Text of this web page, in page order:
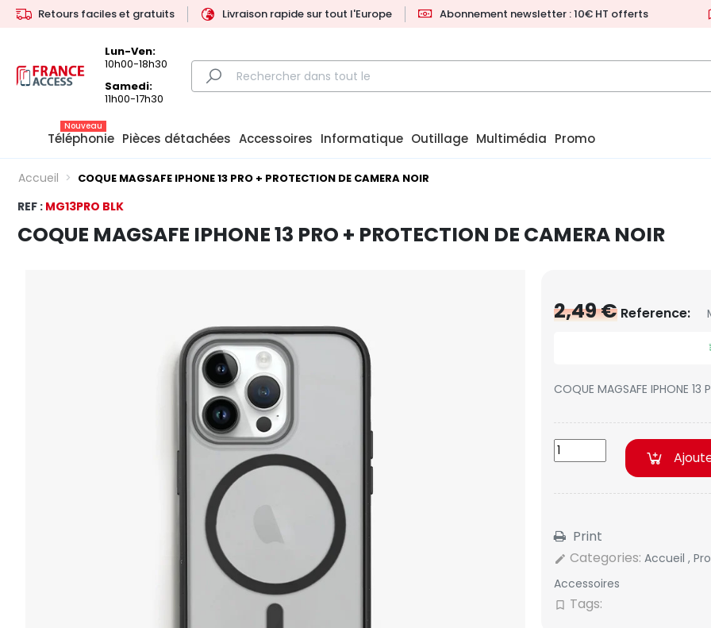
Retours faciles et gratuits Livraison rapide sur tout l'Europe Abonnement newsletter : 10€ HT offerts
Lun-Ven:
10h00-18h30
Samedi:
11h00-17h30
Téléphonie
Nouveau
Pièces détachées Accessoires Informatique Outillage Multimédia Promo
Accueil COQUE MAGSAFE IPHONE 13 PRO + PROTECTION DE CAMERA NOIR
REF : MG13PRO BLK
COQUE MAGSAFE IPHONE 13 PRO + PROTECTION DE CAMERA NOIR
2,49 € Reference:
COQUE MAGSAFE IPHONE 13
Print
edit Categories: Accueil ,
Accessoires
bookmark_border Tags: